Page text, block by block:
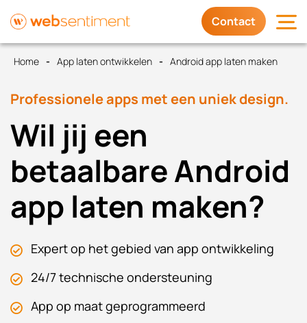
Diensten
Waarom wij
Trots op
Contact
Contact
Home App laten ontwikkelen Android app laten maken
Professionele apps met een uniek design.
Wil jij een
betaalbare Android
app laten maken?
Expert op het gebied van app ontwikkeling
24/7 technische ondersteuning
App op maat geprogrammeerd